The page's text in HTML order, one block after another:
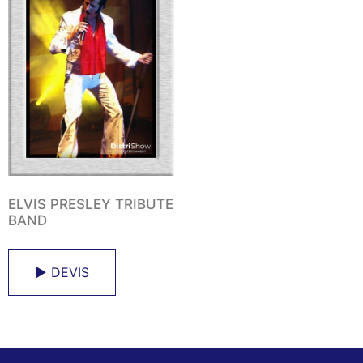
ELVIS PRESLEY TRIBUTE
BAND
► DEVIS